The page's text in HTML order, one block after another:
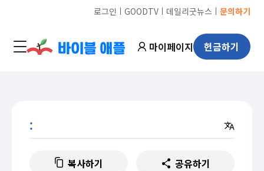
로그인 ㅣ GOODTVㅣ 데일리굿뉴스 ㅣ 문의하기
마이페이지 헌금하기
:
복사하기 공유하기